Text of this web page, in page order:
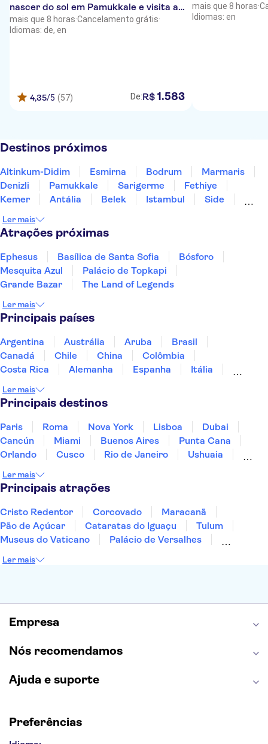
nascer do sol em Pamukkale e visita a
Hierápolis
mais que 8 horas·Cancelamento grátis·
Idiomas: de, en
4,35/5 (57) De:R$ 1 .583
mais que 8 horas·
Idiomas: en
Destinos próximos
Altinkum-Didim Esmirna Bodrum
Marmaris
Denizli
Pamukkale Sarigerme
Fethiye
Kemer
Antália Belek Istambul
Side
Ler mais
Atrações próximas
Ephesus Basílica de Santa Sofia
Bósforo
Mesquita Azul
Palácio de Topkapi
Grande Bazar
The Land of Legends
Ler mais
Principais países
Argentina Austrália Aruba
Brasil
Canadá
Chile China
Colômbia
Costa Rica
Alemanha Espanha
Itália
Panamá
Peru
Ler mais
Principais destinos
Paris Roma Nova York Lisboa
Dubai
Cancún
Miami Buenos Aires
Punta Cana
Orlando
Cusco Rio de Janeiro
Ushuaia
Fernando de Noronha
Ler mais
Principais atrações
Cristo Redentor Corcovado
Maracanã
Pão de Açúcar
Cataratas do Iguaçu
Tulum
Museus do Vaticano
Palácio de Versalhes
Museu do Louvre
Ler mais
Empresa
Nós recomendamos
Ajuda e suporte
Preferências